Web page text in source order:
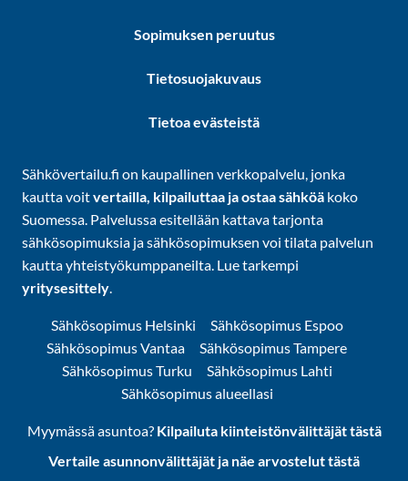
Sopimuksen peruutus
Tietosuojakuvaus
Tietoa evästeistä
Sähkövertailu.fi on kaupallinen verkkopalvelu, jonka
kautta voitvertailla, kilpailuttaa ja ostaa sähköä koko
Suomessa. Palvelussa esitellään kattava tarjonta
sähkösopimuksia ja sähkösopimuksen voi tilata palvelun
kautta yhteistyökumppaneilta. Lue tarkempi
yritysesittely.
Sähkösopimus Helsinki
Sähkösopimus Espoo
Sähkösopimus Vantaa
Sähkösopimus Tampere
Sähkösopimus Turku
Sähkösopimus Lahti
Sähkösopimus alueellasi
Myymässä asuntoa? Kilpailuta kiinteistönvälittäjät tästä
Vertaile asunnonvälittäjät ja näe arvostelut tästä